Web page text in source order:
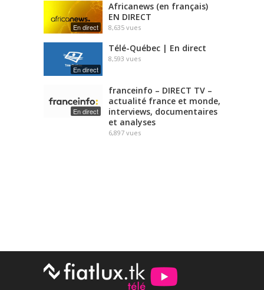
En direct
Africanews (en français)
EN DIRECT
8,635 vues
En direct
Télé-Québec | En direct
8,593 vues
En direct
franceinfo – DIRECT TV –
actualité france et monde,
interviews, documentaires
et analyses
6,897 vues